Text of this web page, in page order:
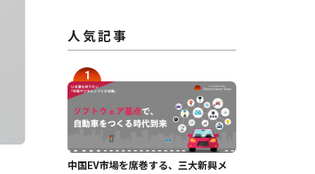
人気記事
中国EV市場を席巻する、三大新興メ